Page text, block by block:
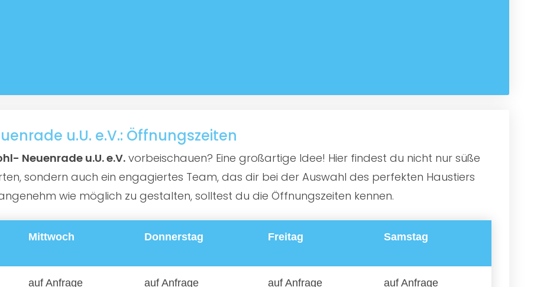
u.U. e.V.: Öffnungszeiten
Neuenrade u.U. e.V. vorbeischauen? Eine großartige Idee! Hier findest du nicht nur süße
sondern auch ein engagiertes Team, das dir bei der Auswahl des perfekten Haustiers
wie möglich zu gestalten, solltest du die Öffnungszeiten kennen.
Mittwoch Donnerstag Freitag Samstag
auf Anfrage auf Anfrage auf Anfrage auf Anfrage